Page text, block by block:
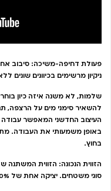
פעולת דחיפה-משיכה: סיבוב
ניקיון מרשימים בכיוונים שונים
שלמות, לא משנה איזה כיון
להשאיר סימני מים על הרצפה,
העיצוב החדשני המאפשר עבודה
באופן משמעותי את העבודה.
בחוץ.
הזווית הנכונה: הזווית המשתנה
סוגי משטחים. יציקה אחת של 100% סיליקון לא שורטת רהיטים וריצוף.